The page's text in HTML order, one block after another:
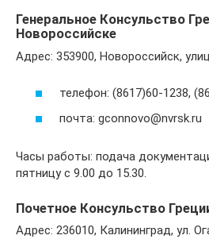
Генеральное Консульство
Новороссийске
Адрес: 353900, Новороссийск,
телефон: (8617)60-1238,
почта: gconnovo@nvrsk.ru
Часы работы: подача
пятницу с 9.00 до 15.30.
Почетное Консульство
Адрес: 236010, Калининград, ул.